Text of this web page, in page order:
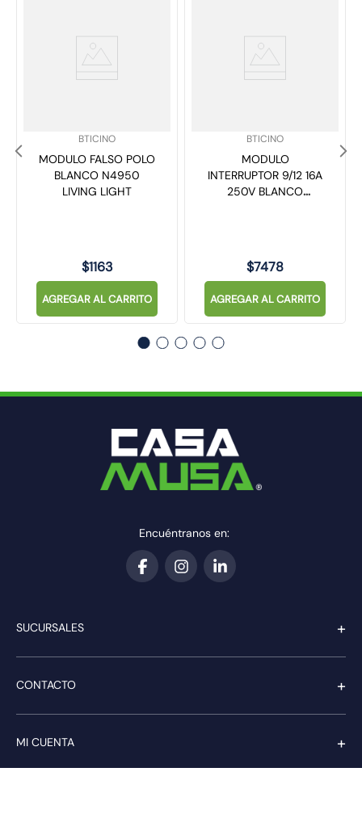
BTICINO
MODULO FALSO POLO
BLANCO N4950
LIVING LIGHT
$1163
AGREGAR AL CARRITO
BTICINO
MODULO
INTERRUPTOR 9/12 16A
250V BLANCO
$7478
AGREGAR AL CARRITO
Encuéntranos en:
SUCURSALES +
CONTACTO +
MI CUENTA +